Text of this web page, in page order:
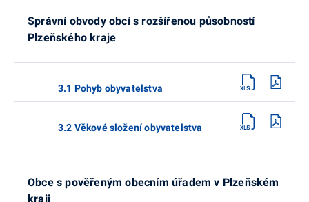
Správní obvody obcí s rozšířenou působností
Plzeňského kraje
3.1 Pohyb obyvatelstva
3.2 Věkové složení obyvatelstva
Obce s pověřeným obecním úřadem v Plzeňském
kraji